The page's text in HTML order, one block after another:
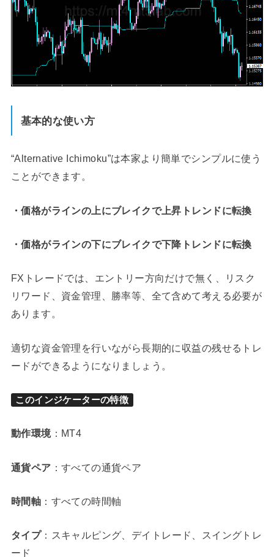
基本的な使い方
“Alternative Ichimoku”は本家より簡単でシンプルに使う
ことができます。
・価格がラインの上にブレイクで上昇トレンドに転換
・価格がラインの下にブレイクで下降トレンドに転換
FXトレードでは、エントリー方向だけで無く、リスク
リワード、資金管理、勝率等、全て含めて考える必要が
あります。
適切な資金管理を行いながら長期的に収益の残せるトレ
ードができるようになりましょう。
このインジケーターの特徴
動作環境：MT4
通貨ペア ：すべての通貨ペア
時間軸 ：すべての時間軸
タイプ：スキャルピング、デイトレード、スイングトレ
ード